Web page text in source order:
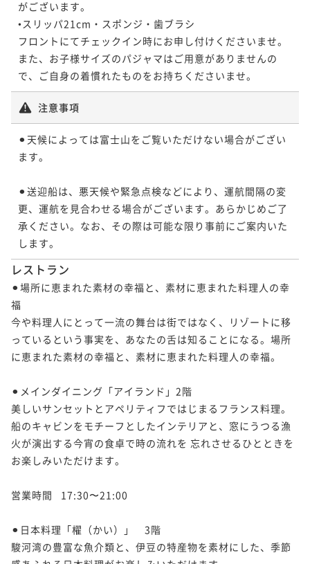
がございます。
•スリッパ21cm・スポンジ・歯ブラシ
フロントにてチェックイン時にお申し付けくださいませ。
また、お子様サイズのパジャマはご用意がありませんの
で、ご自身の着慣れたものをお持ちくださいませ。
注意事項
⚫︎天候によっては富士山をご覧いただけない場合がござい
ます。
⚫︎送迎船は、悪天候や緊急点検などにより、運航間隔の変
更、運航を見合わせる場合がございます。あらかじめご了
承ください。なお、その際は可能な限り事前にご案内いた
します。
レストラン
⚫︎場所に恵まれた素材の幸福と、素材に恵まれた料理人の幸
福
今や料理人にとって一流の舞台は街ではなく、リゾートに移
っているという事実を、あなたの舌は知ることになる。場所
に恵まれた素材の幸福と、素材に恵まれた料理人の幸福。
⚫︎メインダイニング「アイランド」2階
美しいサンセットとアペリティフではじまるフランス料理。
船のキャビンをモチーフとしたインテリアと、窓にうつる漁
火が演出する今宵の食卓で時の流れを 忘れさせるひとときを
お楽しみいただけます。
営業時間	17:30〜21:00
⚫︎日本料理「櫂（かい）」　3階
駿河湾の豊富な魚介類と、伊豆の特産物を素材にした、季節